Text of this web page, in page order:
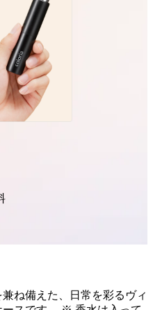
ね備えた、日常を彩るヴィ